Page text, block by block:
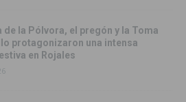
de la Pólvora, el pregón y la Toma
protagonizaron una intensa
en Rojales